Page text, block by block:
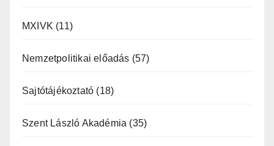
MXIVK (11)
Nemzetpolitikai előadás (57)
Sajtótájékoztató (18)
Szent László Akadémia (35)